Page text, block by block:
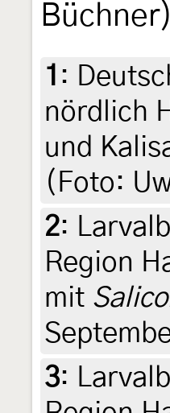
Büchner)
1 :
nördlich
und
(Foto:
2:
Region
mit
3: